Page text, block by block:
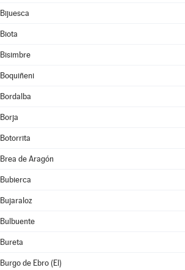
Bijuesca
Biota
Bisimbre
Boquiñeni
Bordalba
Borja
Botorrita
Brea de Aragón
Bubierca
Bujaraloz
Bulbuente
Bureta
Burgo de Ebro (El)